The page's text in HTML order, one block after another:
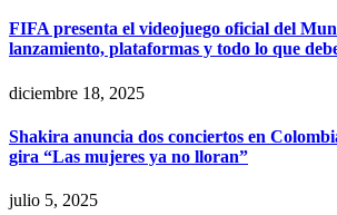
FIFA presenta el videojuego oficial del
lanzamiento, plataformas y todo lo que
diciembre 18, 2025
Shakira anuncia dos conciertos en
gira “Las mujeres ya no lloran”
julio 5, 2025